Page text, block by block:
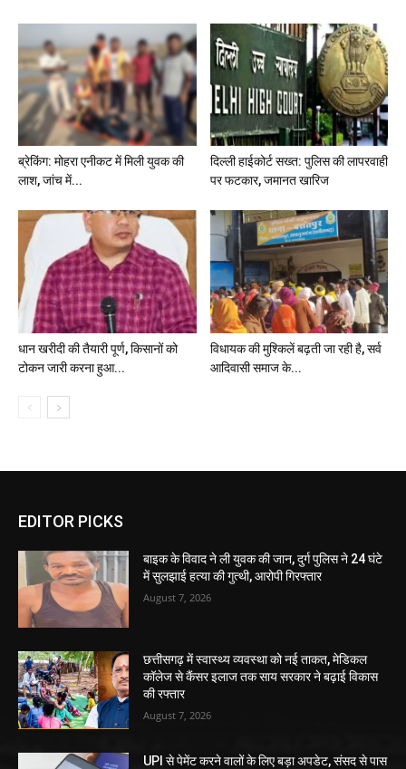
ब्रेकिंग: मोहरा एनीकट में मिली युवक की
लाश, जांच में...
दिल्ली हाईकोर्ट सख्त: पुलिस की लापरवाही
पर फटकार, जमानत खारिज
धान खरीदी की तैयारी पूर्ण, किसानों को
टोकन जारी करना हुआ...
विधायक की मुश्किलें बढ़ती जा रही है, सर्व
आदिवासी समाज के...
EDITOR PICKS
बाइक के विवाद ने ली युवक की जान, दुर्ग पुलिस ने 24 घंटे
में सुलझाई हत्या की गुत्थी, आरोपी गिरफ्तार
August 7, 2026
छत्तीसगढ़ में स्वास्थ्य व्यवस्था को नई ताकत, मेडिकल
कॉलेज से कैंसर इलाज तक साय सरकार ने बढ़ाई विकास
की रफ्तार
August 7, 2026
UPI से पेमेंट करने वालों के लिए बड़ा अपडेट, संसद से पास